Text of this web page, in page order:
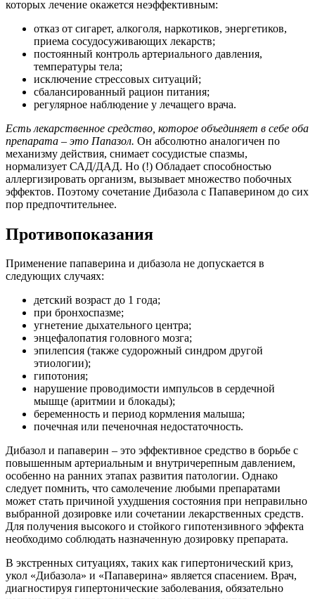
которых лечение окажется неэффективным:
отказ от сигарет, алкоголя, наркотиков, энергетиков,
приема сосудосуживающих лекарств;
постоянный контроль артериального давления,
температуры тела;
исключение стрессовых ситуаций;
сбалансированный рацион питания;
регулярное наблюдение у лечащего врача.
Есть лекарственное средство, которое объединяет в себе оба
препарата – это Папазол. Он абсолютно аналогичен по
механизму действия, снимает сосудистые спазмы,
нормализует САД/ДАД. Но (!) Обладает способностью
аллергизировать организм, вызывает множество побочных
эффектов. Поэтому сочетание Дибазола с Папаверином до сих
пор предпочтительнее.
Противопоказания
Применение папаверина и дибазола не допускается в
следующих случаях:
детский возраст до 1 года;
при бронхоспазме;
угнетение дыхательного центра;
энцефалопатия головного мозга;
эпилепсия (также судорожный синдром другой
этиологии);
гипотония;
нарушение проводимости импульсов в сердечной
мышце (аритмии и блокады);
беременность и период кормления малыша;
почечная или печеночная недостаточность.
Дибазол и папаверин – это эффективное средство в борьбе с
повышенным артериальным и внутричерепным давлением,
особенно на ранних этапах развития патологии. Однако
следует помнить, что самолечение любыми препаратами
может стать причиной ухудшения состояния при неправильно
выбранной дозировке или сочетании лекарственных средств.
Для получения высокого и стойкого гипотензивного эффекта
необходимо соблюдать назначенную дозировку препарата.
В экстренных ситуациях, таких как гипертонический криз,
укол «Дибазола» и «Папаверина» является спасением. Врач,
диагностируя гипертонические заболевания, обязательно